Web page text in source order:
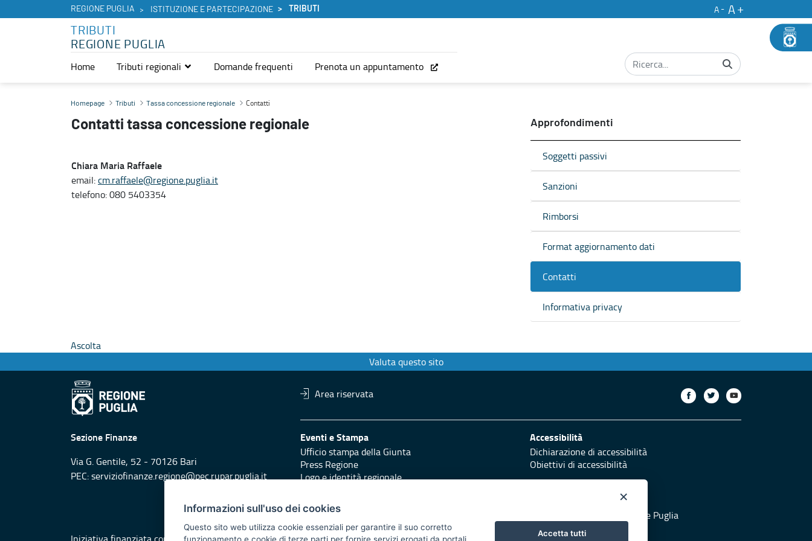
REGIONE PUGLIA ISTITUZIONE E PARTECIPAZIONE TRIBUTI A
A
TRIBUTI
REGIONE PUGLIA
Home Tributi regionali Domande frequenti Prenota un appuntamento
Homepage Tributi Tassa concessione regionale Contatti
Contatti tassa concessione regionale
Chiara Maria Raffaele
email:cm.raffaele@regione.puglia.it
telefono: 080 5403354
Approfondimenti
Soggetti passivi
Sanzioni
Rimborsi
Format aggiornamento dati
Contatti
Informativa privacy
Ascolta
Valuta questo sito
Area riservata
Sezione Finanze
Via G. Gentile, 52 - 70126 Bari
PEC:serviziofinanze.regione@pec.rupar.puglia.it
Eventi e Stampa
Ufficio stampa della Giunta
Press Regione
Logo e identità regionale
Accessibilità
Dichiarazione di accessibilità
Obiettivi di accessibilità
Responsabili di pubblicazione
Vai al sito di Protezione Civile Puglia
Iniziativa finanziata con risorse del POR Puglia 2014/2020 - Asse XI
×
Informazioni sull'uso dei cookies
Questo sito web utilizza cookie essenziali per garantire il suo corretto
Accetta tutti